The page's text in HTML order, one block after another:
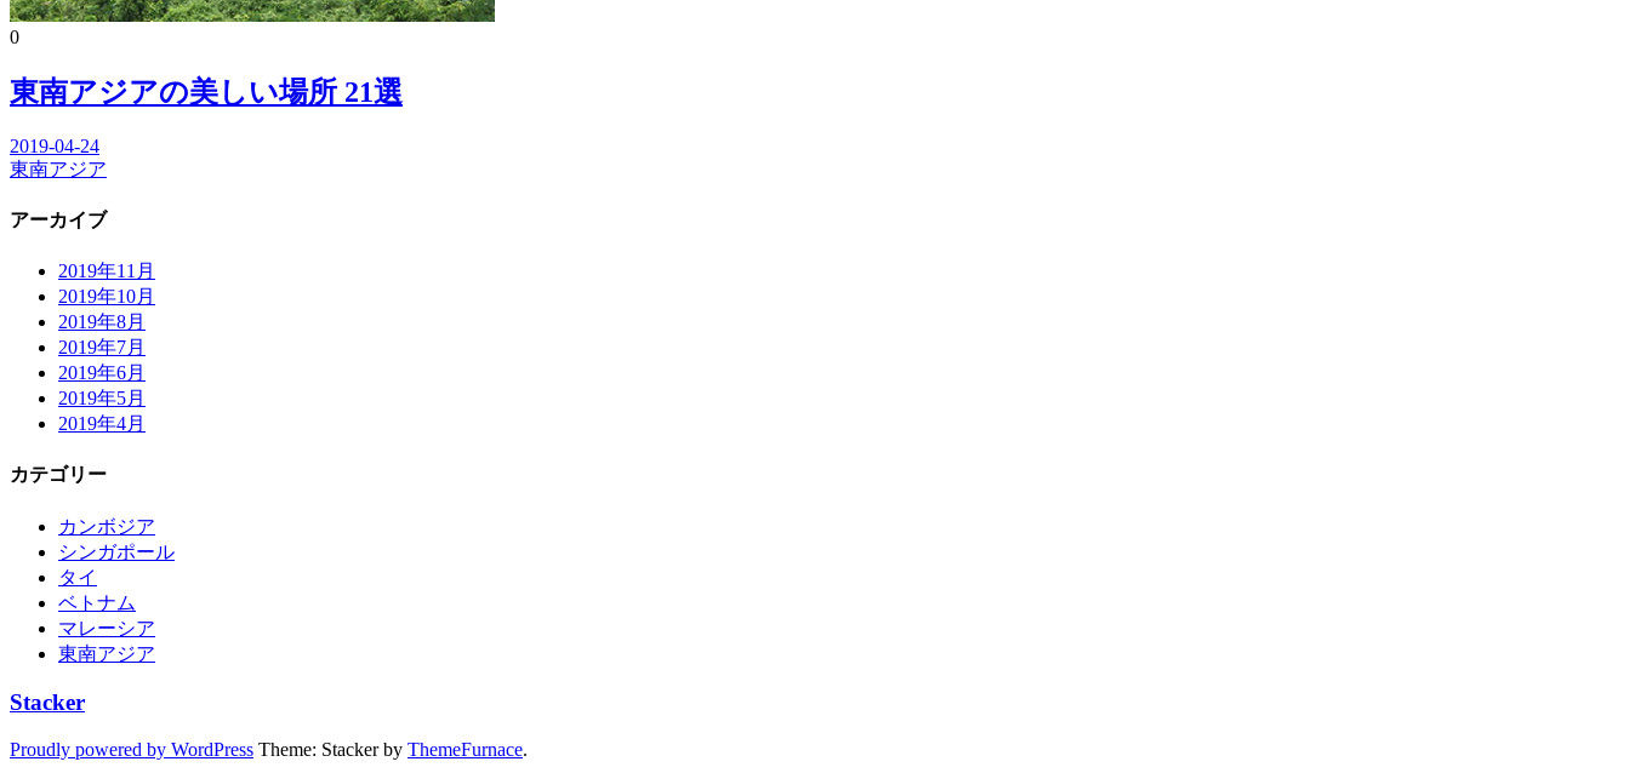
0
東南アジアの美しい場所 21選
2019-04-24
東南アジア
アーカイブ
2019年11月
2019年10月
2019年8月
2019年7月
2019年6月
2019年5月
2019年4月
カテゴリー
カンボジア
シンガポール
タイ
ベトナム
マレーシア
東南アジア
Stacker
Proudly powered by WordPress Theme: Stacker by ThemeFurnace.